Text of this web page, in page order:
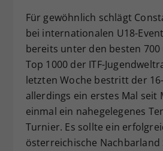
Für gewöhnlich schlägt
bei internationalen U18-
bereits unter den besten
Top 1000 der ITF-
letzten Woche bestritt der
allerdings ein erstes Mal seit
einmal ein nahegelegenes
Turnier. Es sollte ein
österreichische Nachbarland
Zweck
Dieser Wert
Einstellungen.
zufällig generierte
historische
vorgenommen
Webseiten-
hat.